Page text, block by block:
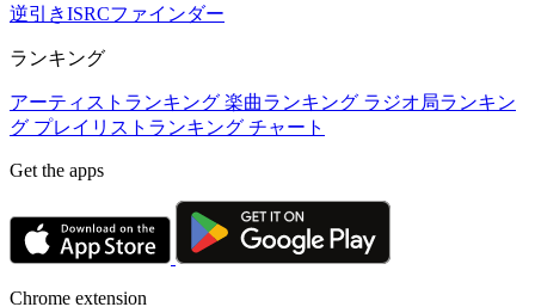
逆引きISRCファインダー
ランキング
アーティストランキング 楽曲ランキング ラジオ局ランキン
グ プレイリストランキング チャート
Get the apps
Chrome extension